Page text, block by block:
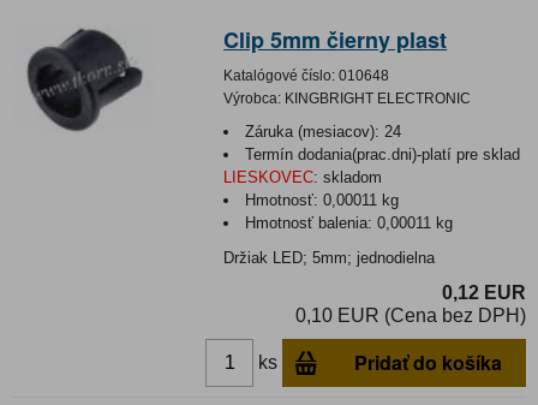
Clip 5mm čierny plast
Katalógové číslo: 010648
Výrobca: KINGBRIGHT ELECTRONIC
Záruka (mesiacov): 24
Termín dodania(prac.dni)-platí pre sklad
LIESKOVEC: skladom
Hmotnosť:0,00011 kg
Hmotnosť balenia:0,00011 kg
Držiak LED; 5mm; jednodielna
0,12 EUR
0,10 EUR (Cena bez DPH)
ks Pridať do košíka